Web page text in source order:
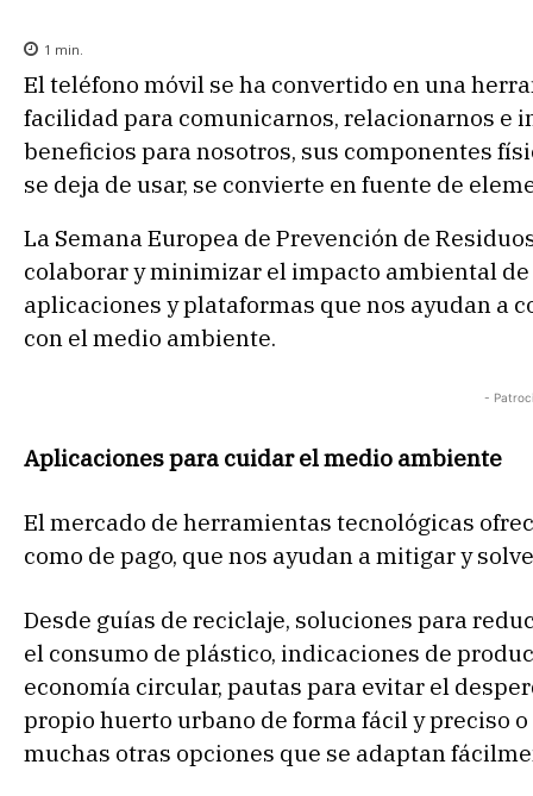
1 min.
El teléfono móvil se ha convertido en una
facilidad para comunicarnos, relacionarnos e
beneficios para nosotros, sus componentes
se deja de usar, se convierte en fuente de
La Semana Europea de Prevención de
colaborar y minimizar el impacto ambiental
aplicaciones y plataformas que nos ayudan a
con el medio ambiente.
-
Aplicaciones para cuidar el medio ambiente
El mercado de herramientas tecnológicas
como de pago, que nos ayudan a mitigar y
Desde guías de reciclaje, soluciones para
el consumo de plástico, indicaciones de
economía circular, pautas para evitar el
propio huerto urbano de forma fácil y preciso
muchas otras opciones que se adaptan